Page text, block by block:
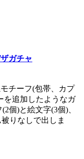
ガチャ
チーフ(包帯、カプ
を追加したようなガ
個)と絵文字(3個)、
りなしで出しま